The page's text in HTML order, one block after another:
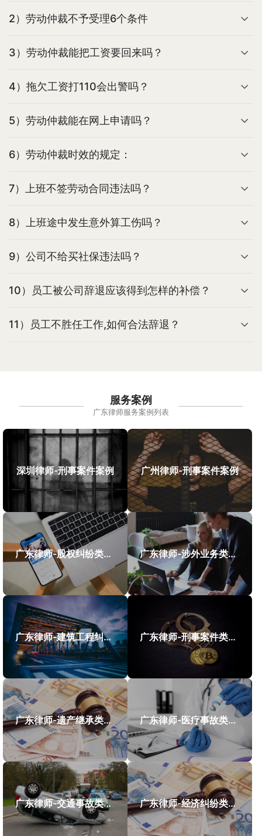
2）劳动仲裁不予受理6个条件
3）劳动仲裁能把工资要回来吗？
4）拖欠工资打110会出警吗？
5）劳动仲裁能在网上申请吗？
6）劳动仲裁时效的规定：
7）上班不签劳动合同违法吗？
8）上班途中发生意外算工伤吗？
9）公司不给买社保违法吗？
10）员工被公司辞退应该得到怎样的补偿？
11）员工不胜任工作,如何合法辞退？
服务案例
广东律师服务案例列表
深圳律师-刑事案件案例 广州律师-刑事案件案例
广东律师-股权纠纷类案件案例 广东律师-涉外业务类案件案例
广东律师-建筑工程纠纷类案件案例 广东律师-刑事案件类案例
广东律师-遗产继承类案件案例 广东律师-医疗事故类案件案例
广东律师-交通事故类案件案例 广东律师-经济纠纷类案件案例